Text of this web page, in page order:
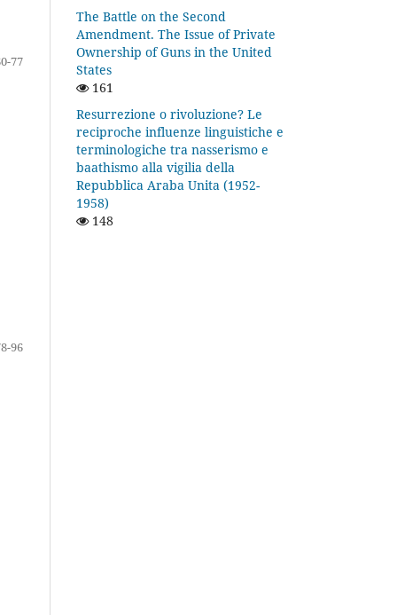
77
96
The Battle on the Second
Amendment. The Issue of Private
Ownership of Guns in the United
States
161
Resurrezione o rivoluzione? Le
reciproche influenze linguistiche e
terminologiche tra nasserismo e
baathismo alla vigilia della
Repubblica Araba Unita (1952-
1958)
148